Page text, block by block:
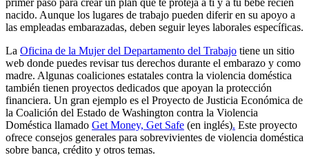
nacido. Aunque los lugares de trabajo pueden diferir en su apoyo a
las empleadas embarazadas, deben seguir leyes laborales específicas.
La Oficina de la Mujer del Departamento del Trabajo tiene un sitio
web donde puedes revisar tus derechos durante el embarazo y como
madre. Algunas coaliciones estatales contra la violencia doméstica
también tienen proyectos dedicados que apoyan la protección
financiera. Un gran ejemplo es el Proyecto de Justicia Económica de
la Coalición del Estado de Washington contra la Violencia
Doméstica llamado Get Money, Get Safe (en inglés). Este proyecto
ofrece consejos generales para sobrevivientes de violencia doméstica
sobre banca, crédito y otros temas.